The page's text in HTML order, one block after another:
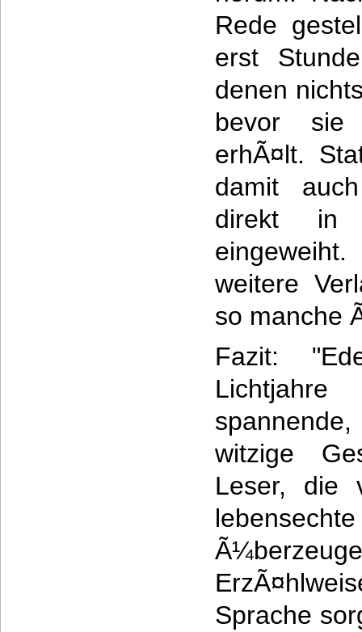
Rede
erst
denen
bevor sie
erhÃ¤lt.
damit
direkt in
weitere
so manche
Fazit:
witzige
Leser, die
Sprache